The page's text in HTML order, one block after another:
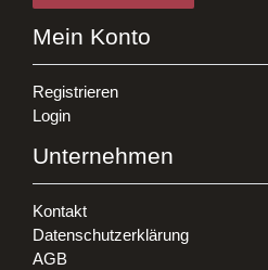
Mein Konto
Registrieren
Login
Unternehmen
Kontakt
Datenschutzerklärung
AGB